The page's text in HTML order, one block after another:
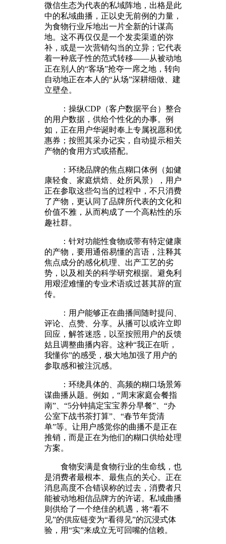
微信生态为代表的私域阵地，出格是此
中的私域曲播，正以史无前例的力量，
为食物行业斥地出一片全新的计谋高
地。这不再仅仅是一个发卖渠道的弥
补，或是一次营销勾当的立异；它代表
着一种底子性的范式转移——从被动地
正在别人的“客场”抢夺一席之地，转向
自动地正在本人的“从场”深耕细做、建
立壁垒。
：操纵CDP（客户数据平台）整合
的用户数据，供给个性化的办事。例
如，正在用户华诞时奉上专属祝愿和优
惠券；按照其采办记实，自动提示相关
产物的食用方式或搭配。
：环绕品牌的焦点糊口体例（如健
康轻食、家庭烘焙、处所风景），用户
正在参取这些勾当的过程中，不只消费
了产物，更认同了品牌所代表的文化和
价值不雅，从而构成了一个高粘性的乐
趣社群。
：针对功能性食物或带有特定健康
的产物，要用通俗易懂的言语，注释其
焦点成分的感化机理、出产工艺的劣
势，以及相关的科学研究根据。避免利
用艰涩难懂的专业术语或过甚其辞的宣
传。
：用户能够正在曲播间随时提问、
评论、点赞、分享。从播可以或许立即
回应，解答迷惑，以至按照用户的反馈
姑且调整曲播内容。这种“我正在听，
我懂你”的感受，极大地加强了用户的
参取感和被注沉感。
：环绕具体的、高频的糊口场景筹
谋曲播从题。例如，“周末家庭会餐指
南”、“5分钟搞定宝宝养分早餐”、“办
公室下战书茶打算”、“春节年货清
单”等。让用户感觉你的曲播不是正在
推销，而是正在为他们的糊口供给处理
方案。
食物安满是食物行业的生命线，也
是消费者最根本、最焦点的关心。正在
消息高度不合错误称的过去，消费者只
能被动地相信品牌方的许诺。私域曲播
则供给了一个绝佳的机遇，将“看不
见”的供应链变为“看得见”的沉浸式体
验，用“实”来成立无可回嘴的信赖。